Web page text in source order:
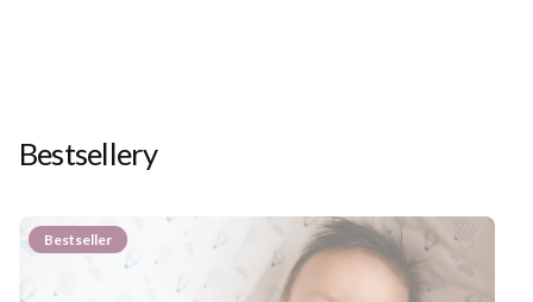
Bestsellery
Bestseller